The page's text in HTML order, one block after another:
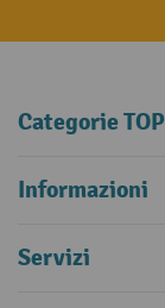
Categorie TOP
Informazioni
Servizi